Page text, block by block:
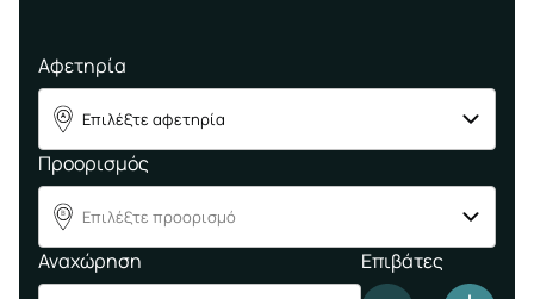
Αφετηρία
A Επιλέξτε αφετηρία
Προορισμός
B Επιλέξτε προορισμό
Αναχώρηση Επιβάτες